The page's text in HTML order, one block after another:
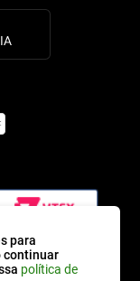
para
continuar
política de